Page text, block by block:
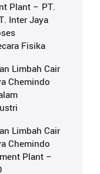
Plant – PT.
Inter Jaya
Fisika
Limbah Cair
Chemindo
Limbah Cair
Chemindo
Plant –